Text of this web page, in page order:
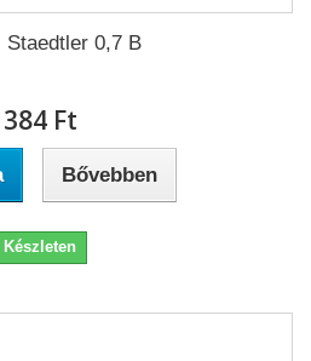
Staedtler 0,7 B
384 Ft‎
Bővebben
Készleten